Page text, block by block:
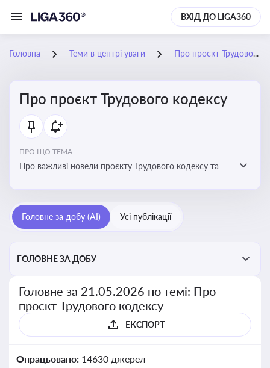
ВХІД ДО LIGA360
Головна Теми в центрі уваги Про проєкт Трудового кодексу
Про проєкт Трудового кодексу
ПРО ЩО ТЕМА:
Про важливі новели проєкту Трудового кодексу та
Головне за добу (AI) Усі публікації
ГОЛОВНЕ ЗА ДОБУ
Головне за 21.05.2026 по темі: Про
проєкт Трудового кодексу
ЕКСПОРТ
Опрацьовано: 14630 джерел